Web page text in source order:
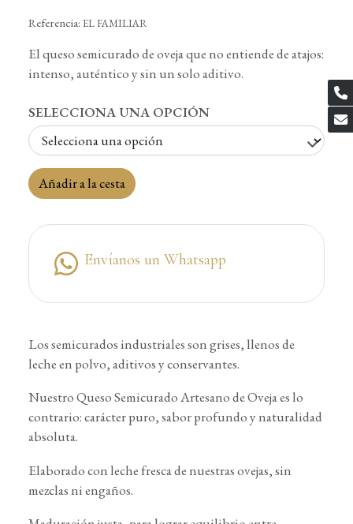
Referencia: EL FAMILIAR
El queso semicurado de oveja que no entiende de atajos:
intenso, auténtico y sin un solo aditivo.
SELECCIONA UNA OPCIÓN
Añadir a la cesta
Envíanos un Whatsapp
Los semicurados industriales son grises, llenos de
leche en polvo, aditivos y conservantes.
Nuestro Queso Semicurado Artesano de Oveja es lo
contrario: carácter puro, sabor profundo y naturalidad
absoluta.
Elaborado con leche fresca de nuestras ovejas, sin
mezclas ni engaños.